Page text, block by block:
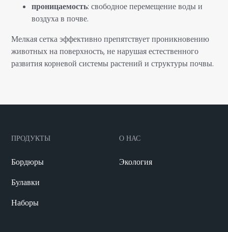
проницаемость: свободное перемещение воды и
воздуха в почве.
Мелкая сетка эффективно препятствует проникновению
животных на поверхность, не нарушая естественного
развития корневой системы растений и структуры почвы.
ПРОДУКТЫ
Бордюры
Булавки
Наборы
О НАС
Экология